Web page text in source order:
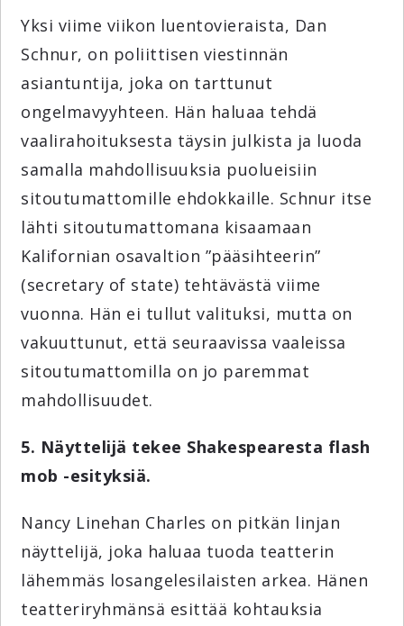
Yksi viime viikon luentovieraista, Dan
Schnur, on poliittisen viestinnän
asiantuntija, joka on tarttunut
ongelmavyyhteen. Hän haluaa tehdä
vaalirahoituksesta täysin julkista ja luoda
samalla mahdollisuuksia puolueisiin
sitoutumattomille ehdokkaille. Schnur itse
lähti sitoutumattomana kisaamaan
Kalifornian osavaltion ”pääsihteerin”
(secretary of state) tehtävästä viime
vuonna. Hän ei tullut valituksi, mutta on
vakuuttunut, että seuraavissa vaaleissa
sitoutumattomilla on jo paremmat
mahdollisuudet.
5. Näyttelijä tekee Shakespearesta flash
mob -esityksiä.
Nancy Linehan Charles on pitkän linjan
näyttelijä, joka haluaa tuoda teatterin
lähemmäs losangelesilaisten arkea. Hänen
teatteriryhmänsä esittää kohtauksia